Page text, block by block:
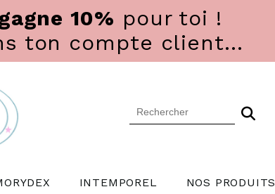
gagne 10% pour toi !
ton compte client...
INTEMPOREL NOS PRODUITS